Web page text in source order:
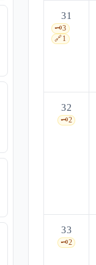
31
🗝️3
🔗1
32
🗝️2
33
🗝️2